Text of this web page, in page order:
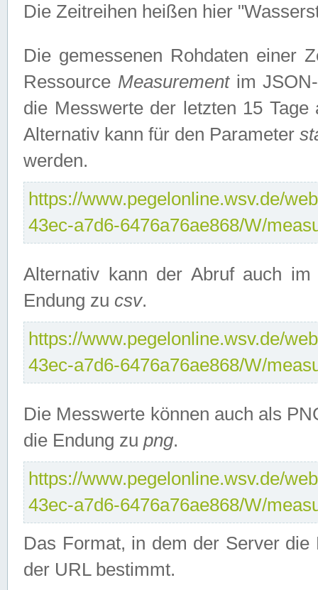
Die Zeitreihen heißen hier
Die gemessenen Rohdaten einer
Ressource Measurementim JSON-
die Messwerte der letzten 15
Alternativ kann für den Parameter
werden.
https://www.pegelonline.wsv.de/
43ec-a7d6-6476a76ae868/W/
Alternativ kann der Abruf auch
Endung zu csv.
https://www.pegelonline.wsv.de/
43ec-a7d6-6476a76ae868/W/
Die Messwerte können auch als
die Endung zu png.
https://www.pegelonline.wsv.de/
43ec-a7d6-6476a76ae868/W/
Das Format, in dem der Server
der URL bestimmt.